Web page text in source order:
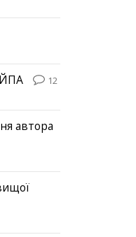
12
автора